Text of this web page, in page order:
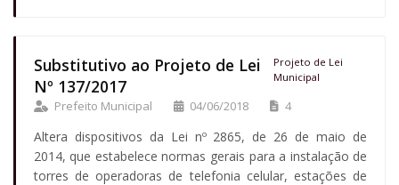
Substitutivo ao Projeto de Lei
Nº 137/2017
Projeto de Lei
Municipal
Prefeito Municipal 04/06/2018 4
Altera dispositivos da Lei nº 2865, de 26 de maio de
2014, que estabelece normas gerais para a instalação de
torres de operadoras de telefonia celular, estações de